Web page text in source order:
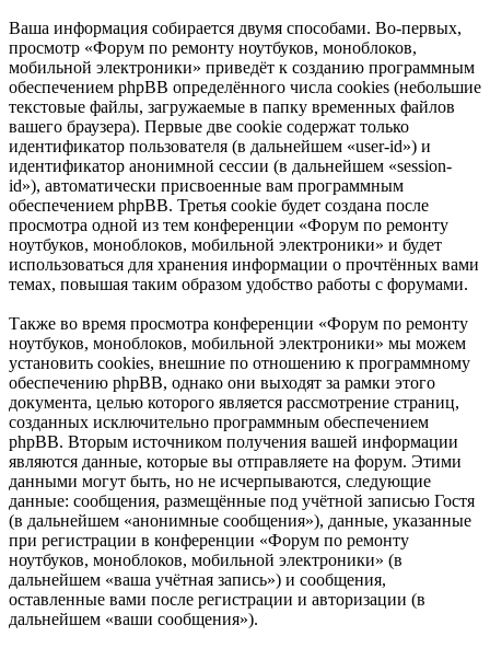
Ваша информация собирается двумя способами. Во-первых,
просмотр «Форум по ремонту ноутбуков, моноблоков,
мобильной электроники» приведёт к созданию программным
обеспечением phpBB определённого числа cookies (небольшие
текстовые файлы, загружаемые в папку временных файлов
вашего браузера). Первые две cookie содержат только
идентификатор пользователя (в дальнейшем «user-id») и
идентификатор анонимной сессии (в дальнейшем «session-
id»), автоматически присвоенные вам программным
обеспечением phpBB. Третья cookie будет создана после
просмотра одной из тем конференции «Форум по ремонту
ноутбуков, моноблоков, мобильной электроники» и будет
использоваться для хранения информации о прочтённых вами
темах, повышая таким образом удобство работы с форумами.
Также во время просмотра конференции «Форум по ремонту
ноутбуков, моноблоков, мобильной электроники» мы можем
установить cookies, внешние по отношению к программному
обеспечению phpBB, однако они выходят за рамки этого
документа, целью которого является рассмотрение страниц,
созданных исключительно программным обеспечением
phpBB. Вторым источником получения вашей информации
являются данные, которые вы отправляете на форум. Этими
данными могут быть, но не исчерпываются, следующие
данные: сообщения, размещённые под учётной записью Гостя
(в дальнейшем «анонимные сообщения»), данные, указанные
при регистрации в конференции «Форум по ремонту
ноутбуков, моноблоков, мобильной электроники» (в
дальнейшем «ваша учётная запись») и сообщения,
оставленные вами после регистрации и авторизации (в
дальнейшем «ваши сообщения»).